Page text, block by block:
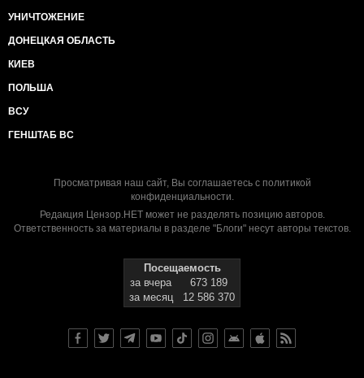
УНИЧТОЖЕНИЕ
ДОНЕЦКАЯ ОБЛАСТЬ
КИЕВ
ПОЛЬША
ВСУ
ГЕНШТАБ ВС
Просматривая наш сайт, Вы соглашаетесь с политикой
конфиденциальности.
Редакция Цензор.НЕТ может не разделять позицию авторов.
Ответственность за материалы в разделе "Блоги" несут авторы текстов.
Посещаемость
за вчера
673 189
за месяц
12 586 370